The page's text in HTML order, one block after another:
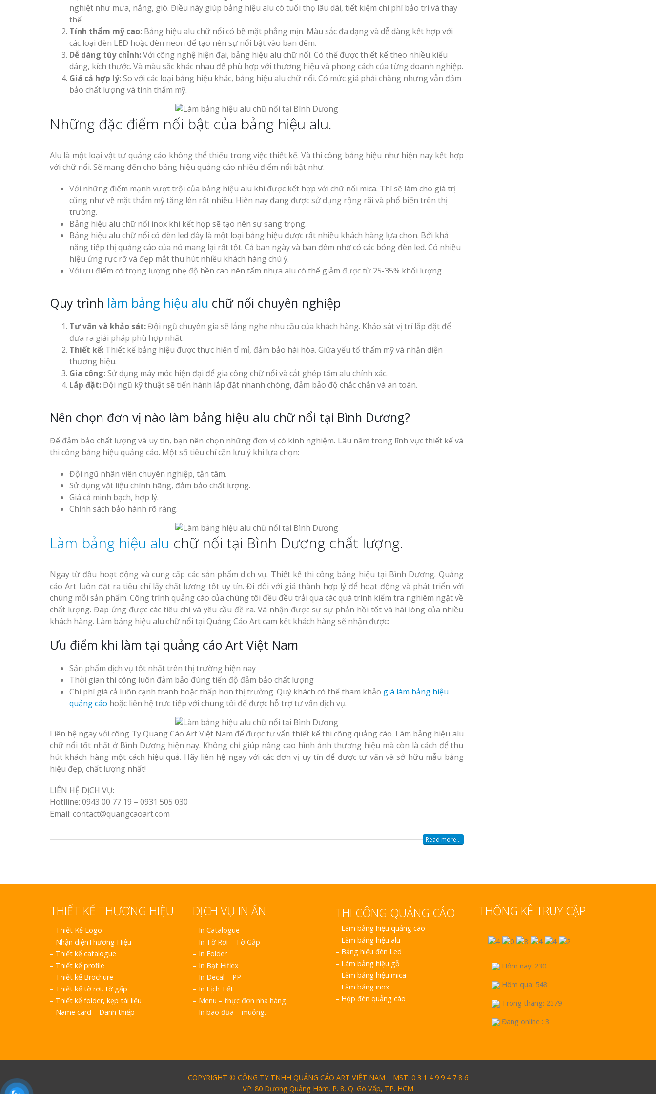
nghiệt như mưa, nắng, gió. Điều này giúp bảng hiệu alu có tuổi thọ lâu dài, tiết kiệm chi phí bảo trì và thay
thế.
Tính thẩm mỹ cao: Bảng hiệu alu chữ nổi có bề mặt phẳng mịn. Màu sắc đa dạng và dễ dàng kết hợp với
các loại đèn LED hoặc đèn neon để tạo nên sự nổi bật vào ban đêm.
Dễ dàng tùy chỉnh:Với công nghệ hiện đại, bảng hiệu alu chữ nổi. Có thể được thiết kế theo nhiều kiểu
dáng, kích thước. Và màu sắc khác nhau để phù hợp với thương hiệu và phong cách của từng doanh nghiệp.
Giá cả hợp lý:So với các loại bảng hiệu khác, bảng hiệu alu chữ nổi. Có mức giá phải chăng nhưng vẫn đảm
bảo chất lượng và tính thẩm mỹ.
Những đặc điểm nổi bật của bảng hiệu alu.
Alu là một loại vật tư quảng cáo không thể thiếu trong việc thiết kế. Và thi công bảng hiệu như hiện nay kết hợp
với chữ nổi. Sẽ mang đến cho bảng hiệu quảng cáo nhiều điểm nổi bật như.
Với những điểm mạnh vượt trội của bảng hiệu alu khi được kết hợp với chữ nổi mica. Thì sẽ làm cho giá trị
cũng như về mặt thẩm mỹ tăng lên rất nhiều. Hiện nay đang được sử dụng rộng rãi và phổ biến trên thị
trường.
Bảng hiệu alu chữ nổi inox khi kết hợp sẽ tạo nên sự sang trọng.
Bảng hiệu alu chữ nổi có đèn led đây là một loại bảng hiệu được rất nhiều khách hàng lựa chọn. Bởi khả
năng tiếp thị quảng cáo của nó mang lại rất tốt. Cả ban ngày và ban đêm nhờ có các bóng đèn led. Có nhiều
hiệu ứng rực rỡ và đẹp mắt thu hút nhiều khách hàng chú ý.
Với ưu điểm có trọng lượng nhẹ độ bền cao nên tấm nhựa alu có thể giảm được từ 25-35% khối lượng
Quy trình làm bảng hiệu alu chữ nổi chuyên nghiệp
Tư vấn và khảo sát:Đội ngũ chuyên gia sẽ lắng nghe nhu cầu của khách hàng. Khảo sát vị trí lắp đặt để
đưa ra giải pháp phù hợp nhất.
Thiết kế: Thiết kế bảng hiệu được thực hiện tỉ mỉ, đảm bảo hài hòa. Giữa yếu tố thẩm mỹ và nhận diện
thương hiệu.
Gia công:Sử dụng máy móc hiện đại để gia công chữ nổi và cắt ghép tấm alu chính xác.
Lắp đặt:Đội ngũ kỹ thuật sẽ tiến hành lắp đặt nhanh chóng, đảm bảo độ chắc chắn và an toàn.
Nên chọn đơn vị nào làm bảng hiệu alu chữ nổi tại Bình Dương?
Để đảm bảo chất lượng và uy tín, bạn nên chọn những đơn vị có kinh nghiệm. Lâu năm trong lĩnh vực thiết kế và
thi công bảng hiệu quảng cáo. Một số tiêu chí cần lưu ý khi lựa chọn:
Đội ngũ nhân viên chuyên nghiệp, tận tâm.
Sử dụng vật liệu chính hãng, đảm bảo chất lượng.
Giá cả minh bạch, hợp lý.
Chính sách bảo hành rõ ràng.
Làm bảng hiệu alu chữ nổi tại Bình Dương chất lượng.
Ngay từ đầu hoạt động và cung cấp các sản phẩm dịch vụ. Thiết kế thi công bảng hiệu tại Bình Dương. Quảng
cáo Art luôn đặt ra tiêu chí lấy chất lương tốt uy tín. Đi đôi với giá thành hợp lý để hoạt động và phát triển với
chúng mỗi sản phẩm. Công trình quảng cáo của chúng tôi đều đều trải qua các quá trình kiểm tra nghiêm ngặt về
chất lượng. Đáp ứng được các tiêu chí và yêu cầu đề ra. Và nhận được sự sự phản hồi tốt và hài lòng của nhiều
khách hàng. Làm bảng hiệu alu chữ nổi tại Quảng Cáo Art cam kết khách hàng sẽ nhận được:
Ưu điểm khi làm tại quảng cáo Art Việt Nam
Sản phẩm dịch vụ tốt nhất trên thị trường hiện nay
Thời gian thi công luôn đảm bảo đúng tiến độ đảm bảo chất lượng
Chi phí giá cả luôn cạnh tranh hoặc thấp hơn thị trường. Quý khách có thể tham khảo giá làm bảng hiệu
quảng cáo hoặc liên hệ trực tiếp với chung tôi để được hỗ trợ tư vấn dịch vụ.
Liên hệ ngay với công Ty Quang Cáo Art Việt Nam để được tư vấn thiết kế thi công quảng cáo. Làm bảng hiệu alu
chữ nổi tốt nhất ở Bình Dương hiện nay. Không chỉ giúp nâng cao hình ảnh thương hiệu mà còn là cách để thu
hút khách hàng một cách hiệu quả. Hãy liên hệ ngay với các đơn vị uy tín để được tư vấn và sở hữu mẫu bảng
hiệu đẹp, chất lượng nhất!
LIÊN HỆ DỊCH VỤ:
Hotlline: 0943 00 77 19 – 0931 505 030
Email: contact@quangcaoart.com
Read more...
THIẾT KẾ THƯƠNG HIỆU
– Thiết Kế Logo
– Nhận diệnThương Hiệu
– Thiết kế catalogue
– Thiết kế profile
– Thiết kế Brochure
– Thiết kế tờ rơi, tờ gấp
– Thiết kế folder, kẹp tài liệu
– Name card – Danh thiếp
DỊCH VỤ IN ẤN
– In Catalogue
– In Tờ Rơi – Tờ Gấp
– In Folder
– In Bạt Hiflex
– In Decal – PP
– In Lịch Tết
– Menu – thực đơn nhà hàng
– In bao đũa – muỗng.
THI CÔNG QUẢNG CÁO
– Làm bảng hiệu quảng cáo
– Làm bảng hiệu alu
– Bảng hiệu đèn Led
– Làm bảng hiệu gỗ
– Làm bảng hiệu mica
– Làm bảng inox
– Hộp đèn quảng cáo
THỐNG KÊ TRUY CẬP
Hôm nay: 230
Hôm qua: 548
Trong tháng: 2379
Đang online : 3
COPYRIGHT © CÔNG TY TNHH QUẢNG CÁO ART VIỆT NAM | MST: 0 3 1 4 9 9 4 7 8 6
VP: 80 Dương Quảng Hàm, P. 8, Q. Gò Vấp, TP. HCM